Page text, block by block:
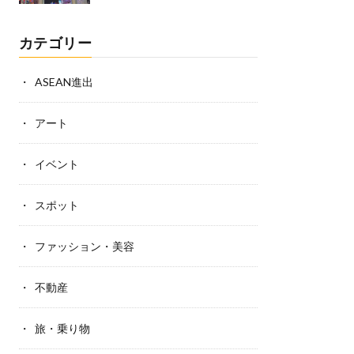
カテゴリー
ASEAN進出
アート
イベント
スポット
ファッション・美容
不動産
旅・乗り物